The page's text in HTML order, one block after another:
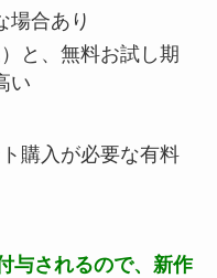
場合あり
と、無料お試し期
い
購入が必要な有料
与されるので、新作